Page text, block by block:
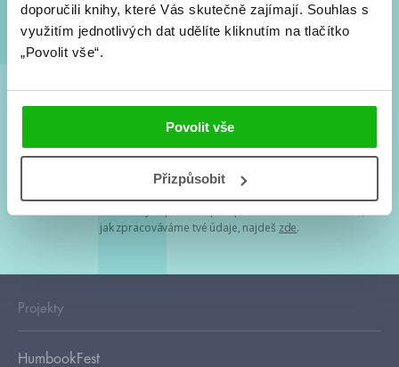
doporučili knihy, které Vás skutečně zajímají. Souhlas s
využitím jednotlivých dat udělíte kliknutím na tlačítko
„Povolit vše“.
Povolit vše
Přizpůsobit
Souhlasím spodmínkami zpracování osobních údajů
Tvá e-mailová adresa je u nás v bezpečí. Přečti si
jak zpracováváme tvé údaje, najdeš zde.
Projekty
HumbookFest